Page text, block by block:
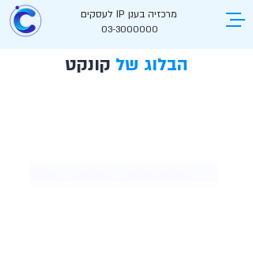
מרכזיה בענן IP לעסקים
03-3000000
הבלוג של קונקט